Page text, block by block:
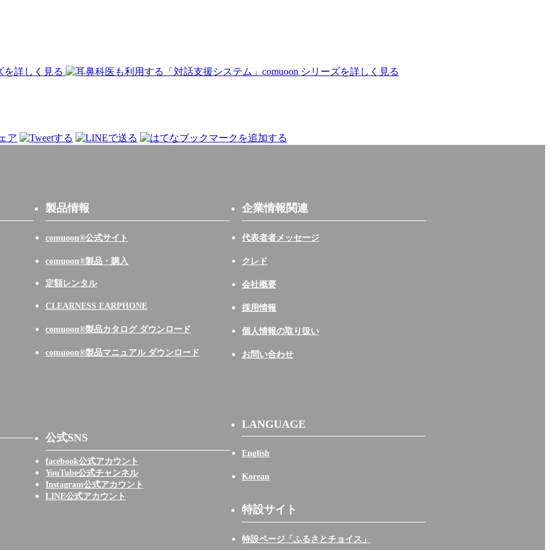
製品情報
comuoon®公式サイト
comuoon®製品・購入
定額レンタル
CLEARNESS EARPHONE
comuoon®製品カタログ ダウンロード
comuoon®製品マニュアル ダウンロード
企業情報関連
代表者者メッセージ
クレド
会社概要
採用情報
個人情報の取り扱い
お問い合わせ
公式SNS
facebook公式アカウント
YouTube公式チャンネル
Instagram公式アカウント
LINE公式アカウント
LANGUAGE
English
Korean
特設サイト
特設ページ「ふるさとチョイス」